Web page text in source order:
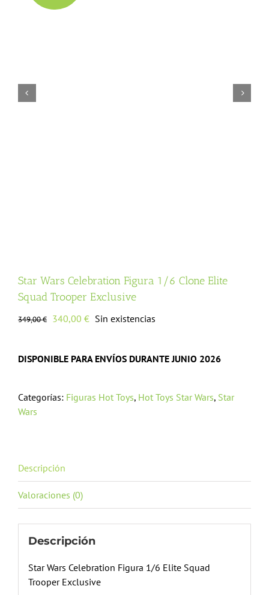
Star Wars Celebration Figura 1/6 Clone Elite
Squad Trooper Exclusive
349,00€ El
era:
340,00 € El
es:
Sin existencias
DISPONIBLE PARA ENVÍOS DURANTE JUNIO 2026
Categorías: Figuras Hot Toys, Hot Toys Star Wars, Star
Wars
Descripción
Valoraciones (0)
Descripción
Star Wars Celebration Figura 1/6 Elite Squad
Trooper Exclusive